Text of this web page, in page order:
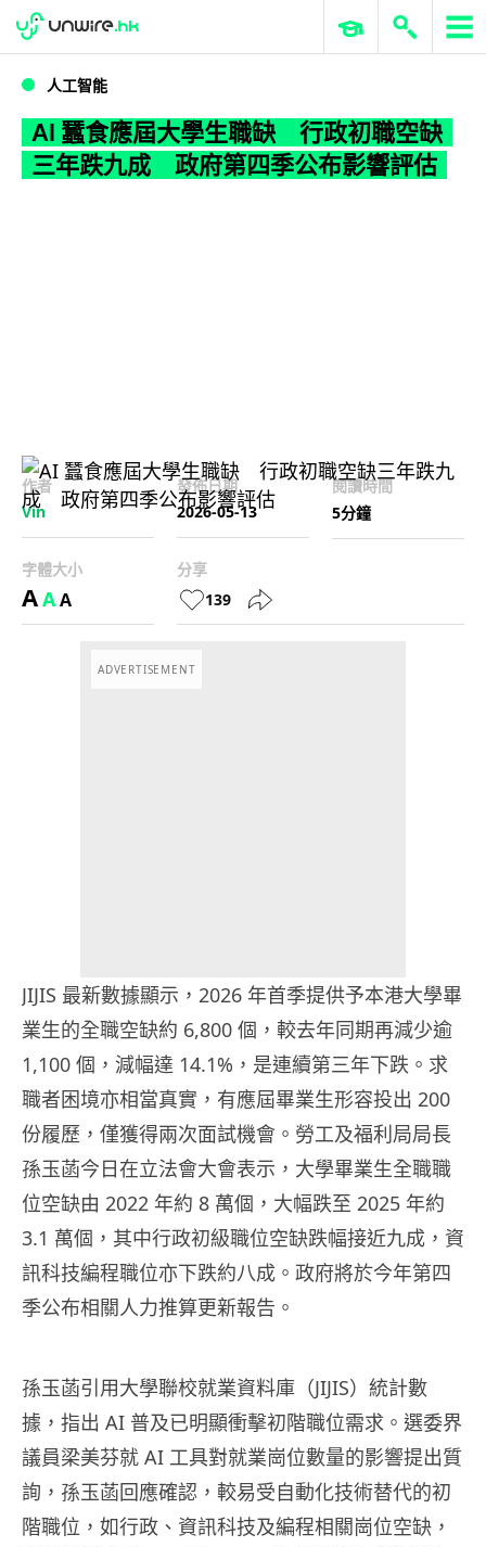
WWDC 2026 ERP 與商業 AI
人工智能
AI 蠶食應屆大學生職缺 行政初職空缺
三年跌九成 政府第四季公布影響評估
作者
Vin
發佈日期
2026-05-13
閱讀時間
5分鐘
字體大小
AAA
分享
139
ADVERTISEMENT
JIJIS 最新數據顯示，2026 年首季提供予本港大學畢
業生的全職空缺約 6,800 個，較去年同期再減少逾
1,100 個，減幅達 14.1%，是連續第三年下跌。求
職者困境亦相當真實，有應屆畢業生形容投出 200
份履歷，僅獲得兩次面試機會。勞工及福利局局長
孫玉菡今日在立法會大會表示，大學畢業生全職職
位空缺由 2022 年約 8 萬個，大幅跌至 2025 年約
3.1 萬個，其中行政初級職位空缺跌幅接近九成，資
訊科技編程職位亦下跌約八成。政府將於今年第四
季公布相關人力推算更新報告。
孫玉菡引用大學聯校就業資料庫（JIJIS）統計數
據，指出 AI 普及已明顯衝擊初階職位需求。選委界
議員梁美芬就 AI 工具對就業崗位數量的影響提出質
詢，孫玉菡回應確認，較易受自動化技術替代的初
階職位，如行政、資訊科技及編程相關崗位空缺，